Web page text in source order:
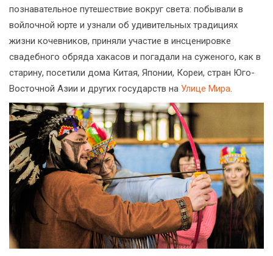
познавательное путешествие вокруг света: побывали в
войлочной юрте и узнали об удивительных традициях
жизни кочевников, приняли участие в инсценировке
свадебного обряда хакасов и погадали на суженого, как в
старину, посетили дома Китая, Японии, Кореи, стран Юго-
Восточной Азии и других государств на Улице Мира.